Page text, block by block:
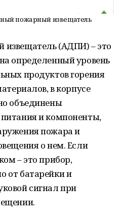
пожарный извещатель
(АДПИ) – это
определенный уровень
продуктов горения
в корпусе
объединены
и компоненты,
пожара и
о нем. Если
– это прибор,
от батарейки и
сигнал при